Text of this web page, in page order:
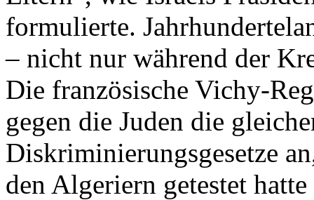
formulierte.
– nicht nur während der
Die französische Vichy-
gegen die Juden die
Diskriminierungsgesetze
den Algeriern getestet